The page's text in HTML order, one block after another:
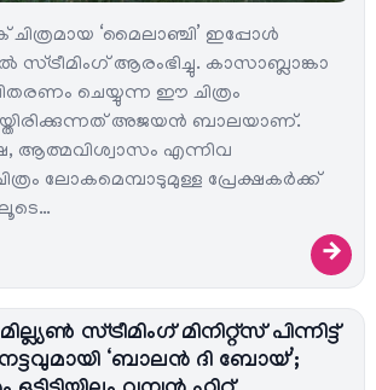
ചിത്രമായ ‘മൈലാഞ്ചി’ ഇപ്പോൾ
സ്ട്രീമിംഗ് ആരംഭിച്ചു. കാസാബ്ലാങ്കാ
ചെയ്യുന്ന ഈ ചിത്രം
അജയൻ ബാലയാണ്.
ആത്മവിശ്വാസം എന്നിവ
ലോകമെമ്പാടുമുള്ള പ്രേക്ഷകർക്ക്
→
സ്ട്രീമിംഗ് മിനിറ്റ്സ് പിന്നിട്ട്
‘ബാലൻ ദി ബോയ്’;